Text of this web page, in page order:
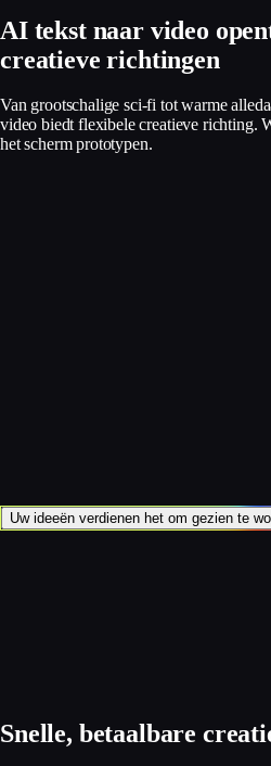
AI tekst naar video
creatieve richtingen
Van grootschalige sci-fi tot warme
video biedt flexibele creatieve richting.
het scherm prototypen.
Uw ideeën verdienen het om gezien te
Snelle, betaalbare